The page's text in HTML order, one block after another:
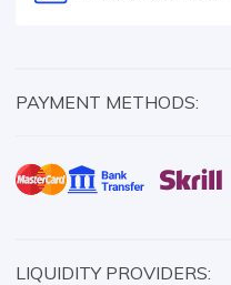
PAYMENT METHODS:
LIQUIDITY PROVIDERS: